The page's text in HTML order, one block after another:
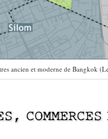
ancien et moderne de Bangkok